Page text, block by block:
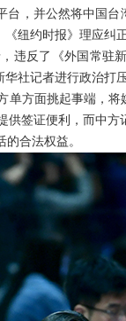
，并公然将中国
纽约时报》理应纠
违反了《外国常驻
社记者进行政治打
方面挑起事端，
签证便利，而中
合法权益。